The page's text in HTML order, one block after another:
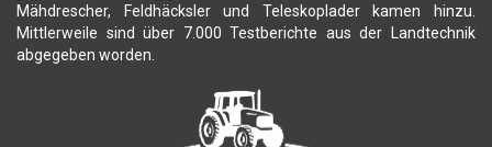
Mähdrescher, Feldhäcksler und Teleskoplader kamen hinzu.
Mittlerweile sind über 7.000 Testberichte aus der Landtechnik
abgegeben worden.